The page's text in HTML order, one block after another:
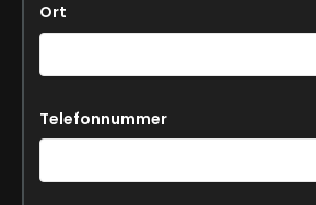
Ort
Telefonnummer